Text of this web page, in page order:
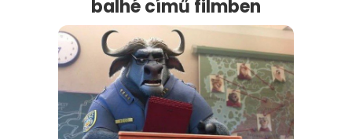
balhécímű filmben